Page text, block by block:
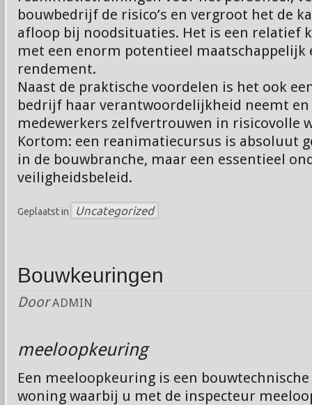
bouwbedrijf de risico’s en vergroot het de
afloop bij noodsituaties. Het is een relatief
met een enorm potentieel maatschappelijk
rendement.
Naast de praktische voordelen is het ook
bedrijf haar verantwoordelijkheid neemt
medewerkers zelfvertrouwen in risicovolle
Kortom: een reanimatiecursus is absoluut
in de bouwbranche, maar een essentieel
veiligheidsbeleid.
Geplaatst in Uncategorized
Bouwkeuringen
Door ADMIN
meeloopkeuring
Een meeloopkeuring is een
woning waarbij u met de inspecteur